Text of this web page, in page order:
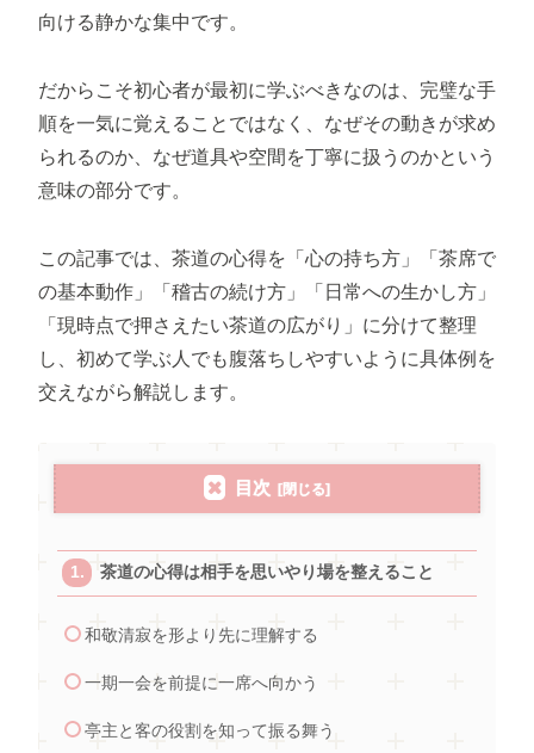
向ける静かな集中です。
だからこそ初心者が最初に学ぶべきなのは、完璧な手
順を一気に覚えることではなく、なぜその動きが求め
られるのか、なぜ道具や空間を丁寧に扱うのかという
意味の部分です。
この記事では、茶道の心得を「心の持ち方」「茶席で
の基本動作」「稽古の続け方」「日常への生かし方」
「現時点で押さえたい茶道の広がり」に分けて整理
し、初めて学ぶ人でも腹落ちしやすいように具体例を
交えながら解説します。
目次
茶道の心得は相手を思いやり場を整えること
和敬清寂を形より先に理解する
一期一会を前提に一席へ向かう
亭主と客の役割を知って振る舞う